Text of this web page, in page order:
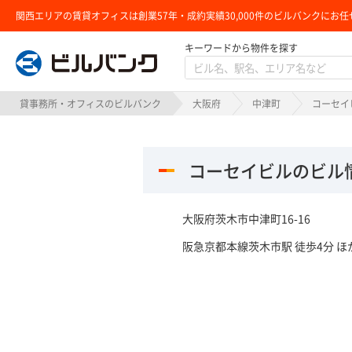
関西エリアの賃貸オフィスは創業57年・成約実績30,000件のビルバンクにお任
ビルバンク
キーワードから物件を探す
貸事務所・オフィスのビルバンク 大阪府 中津町 コーセ
コーセイビルのビル
大阪府茨木市中津町16-16
阪急京都本線茨木市駅 徒歩4分 ほ